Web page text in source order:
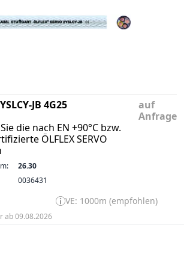
JB 4G25
die nach EN +90°C bzw.
ÖLFLEX SERVO
auf
Anfrage
26.30
0036431
VE: 1000m (empfohlen)
ab 09.08.2026